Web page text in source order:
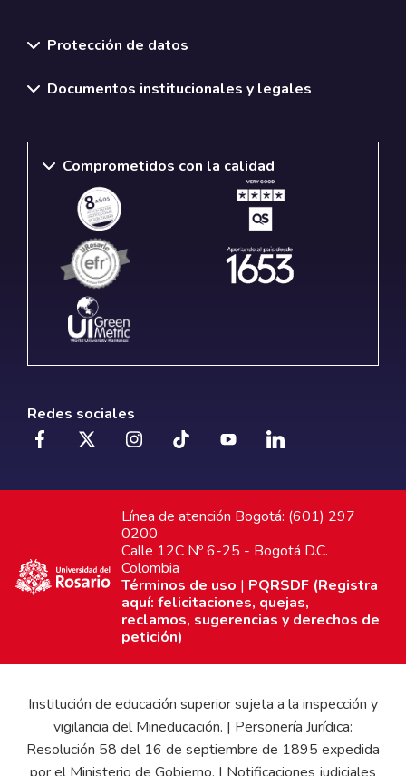
Protección de datos
Documentos institucionales y legales
Comprometidos con la calidad
Redes sociales
Línea de atención Bogotá: (601) 297
0200
Calle 12C Nº 6-25 - Bogotá D.C.
Colombia
Términos de uso | PQRSDF (Registra
aquí: felicitaciones, quejas,
reclamos, sugerencias y derechos de
petición)
Institución de educación superior sujeta a la inspección y
vigilancia del Mineducación. | Personería Jurídica:
Resolución 58 del 16 de septiembre de 1895 expedida